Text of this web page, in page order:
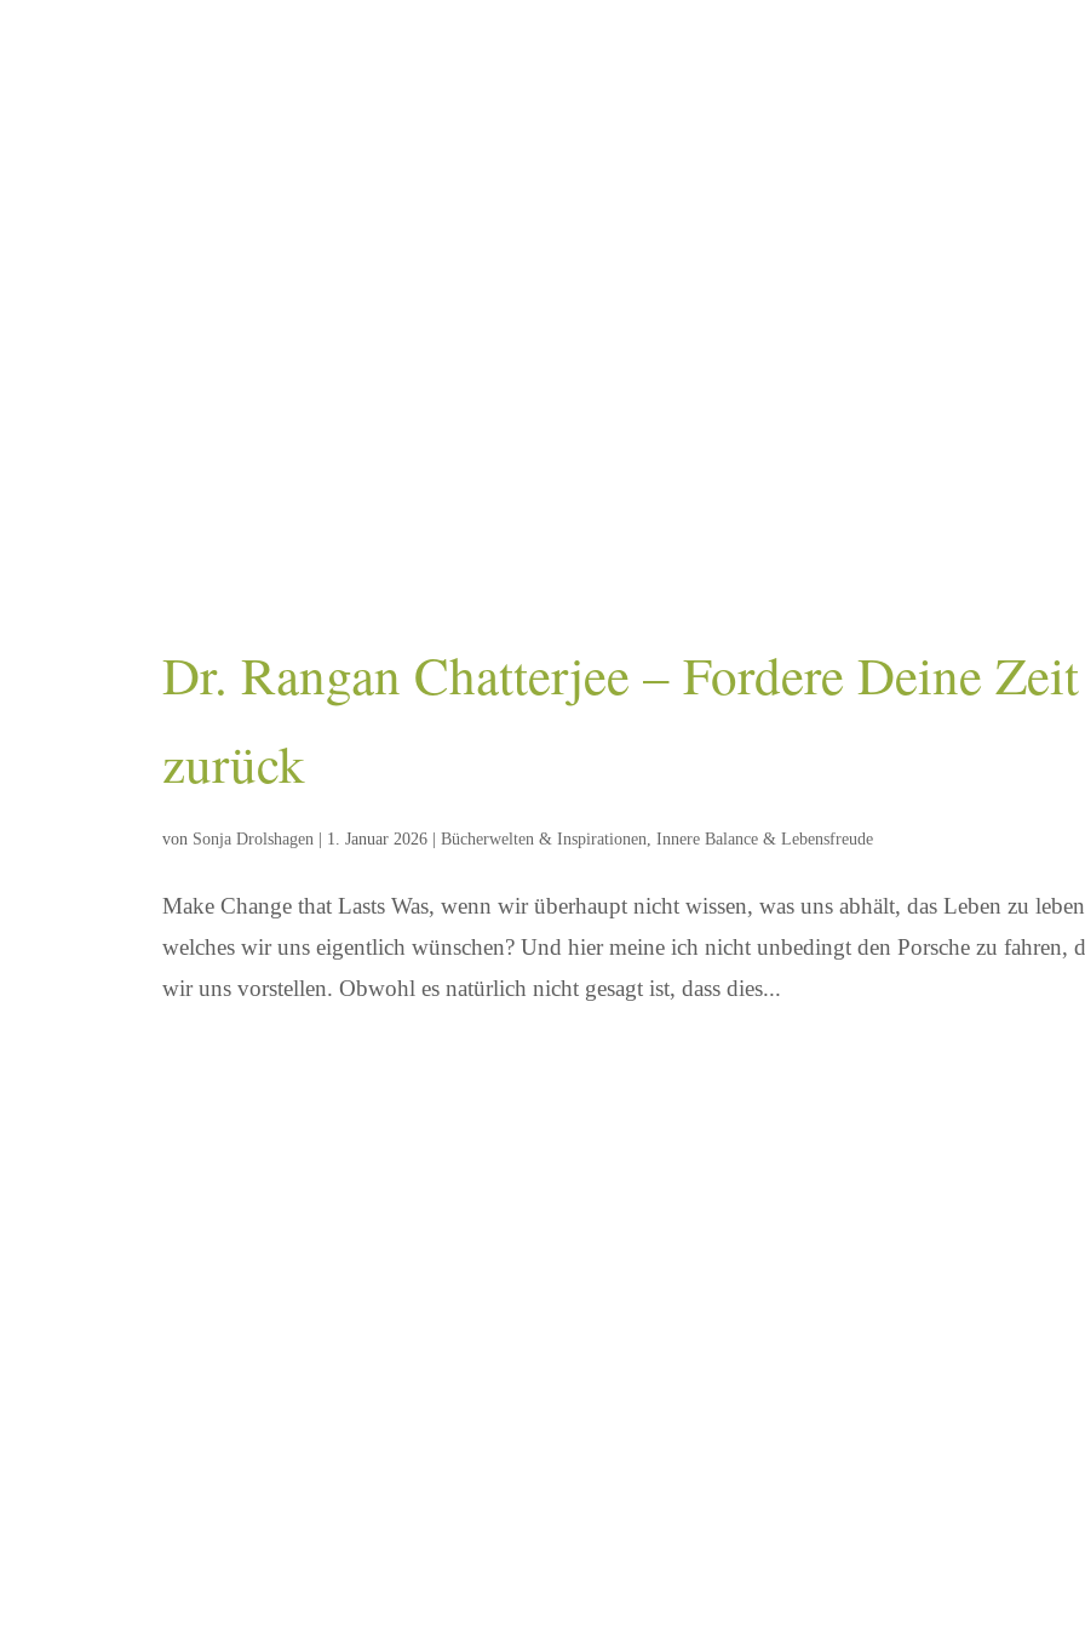
Dr. Rangan Chatterjee – Fordere Deine Zeit
zurück
von Sonja Drolshagen 1. Januar 2026 |Bücherwelten & Inspirationen,Innere Balance & Lebensfreude
Make Change that Lasts Was, wenn wir überhaupt nicht wissen, was uns abhält, das Leben zu
welches wir uns eigentlich wünschen? Und hier meine ich nicht unbedingt den Porsche zu fahren,
wir uns vorstellen. Obwohl es natürlich nicht gesagt ist, dass dies...